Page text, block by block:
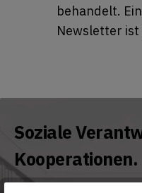
behandelt.
Newsletter
Soziale
Kooperationen.